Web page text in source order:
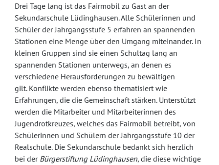
Drei Tage lang ist das Fairmobil zu Gast an der
Sekundarschule Lüdinghausen. Alle Schülerinnen und
Schüler der Jahrgangsstufe 5 erfahren an spannenden
Stationen eine Menge über den Umgang miteinander. In
kleinen Gruppen sind sie einen Schultag lang an
spannenden Stationen unterwegs, an denen es
verschiedene Herausforderungen zu bewältigen
gilt. Konflikte werden ebenso thematisiert wie
Erfahrungen, die die Gemeinschaft stärken. Unterstützt
werden die Mitarbeiter und Mitarbeiterinnen des
Jugendrotkreuzes, welches das Fairmobil betreibt, von
Schülerinnen und Schülern der Jahrgangsstufe 10 der
Realschule. Die Sekundarschule bedankt sich herzlich
bei der Bürgerstiftung Lüdinghausen, die diese wichtige